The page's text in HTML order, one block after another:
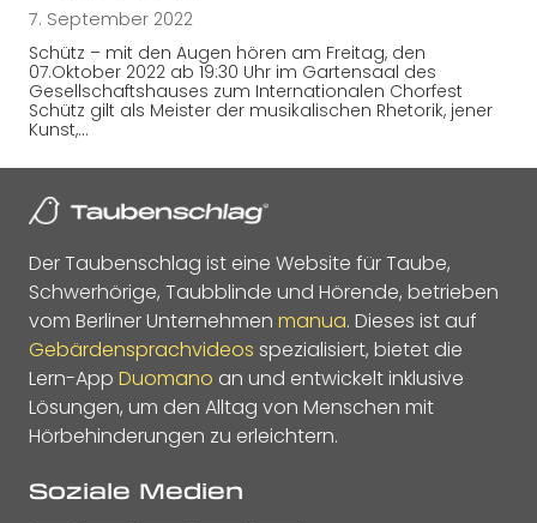
7. September 2022
Schütz – mit den Augen hören am Freitag, den
07.Oktober 2022 ab 19:30 Uhr im Gartensaal des
Gesellschaftshauses zum Internationalen Chorfest
Schütz gilt als Meister der musikalischen Rhetorik, jener
Kunst,…
Der Taubenschlag ist eine Website für Taube,
Schwerhörige, Taubblinde und Hörende, betrieben
vom Berliner Unternehmen manua. Dieses ist auf
Gebärdensprachvideos spezialisiert, bietet die
Lern-App Duomano an und entwickelt inklusive
Lösungen, um den Alltag von Menschen mit
Hörbehinderungen zu erleichtern.
Soziale Medien